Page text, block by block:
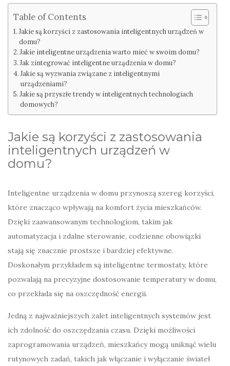
Table of Contents
Jakie są korzyści z zastosowania inteligentnych urządzeń w
domu?
Jakie inteligentne urządzenia warto mieć w swoim domu?
Jak zintegrować inteligentne urządzenia w domu?
Jakie są wyzwania związane z inteligentnymi
urządzeniami?
Jakie są przyszłe trendy w inteligentnych technologiach
domowych?
Jakie są korzyści z zastosowania
inteligentnych urządzeń w
domu?
Inteligentne urządzenia w domu przynoszą szereg korzyści,
które znacząco wpływają na komfort życia mieszkańców.
Dzięki zaawansowanym technologiom, takim jak
automatyzacja i zdalne sterowanie, codzienne obowiązki
stają się znacznie prostsze i bardziej efektywne.
Doskonałym przykładem są inteligentne termostaty, które
pozwalają na precyzyjne dostosowanie temperatury w domu,
co przekłada się na oszczędność energii.
Jedną z najważniejszych zalet inteligentnych systemów jest
ich zdolność do oszczędzania czasu. Dzięki możliwości
zaprogramowania urządzeń, mieszkańcy mogą uniknąć wielu
rutynowych zadań, takich jak włączanie i wyłączanie świateł